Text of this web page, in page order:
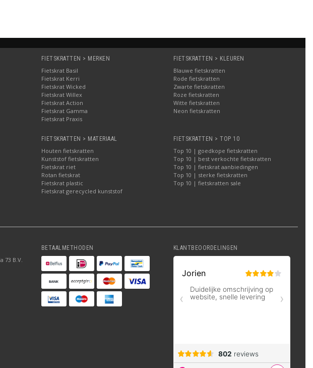
FIETSKRATTEN > MERKEN
Fietskrat Basil
Fietskrat Kerri
Fietskrat Wicked
Fietskrat Willex
Fietskrat Action
Fietskrat Gamma
Fietskrat Praxis
FIETSKRATTEN > KLEUREN
Blauwe fietskratten
Rode fietskratten
Zwarte fietskratten
Roze fietskratten
Witte fietskratten
Neon fietskratten
FIETSKRATTEN > MATERIAAL
Houten fietskratten
Kunststof fietskratten
Fietskrat riet
Rotan fietskrat
Fietskrat plastic
Fietskrat gerecycled kunststof
FIETSKRATTEN > TOP 10
Top 10 | goedkope fietskratten
Top 10 | best verkochte fietskratten
Top 10 | fietskrat aanbiedingen
Top 10 | sterke fietskratten
Top 10 | fietskratten sale
73 B.V.
BETAALMETHODEN KLANTBEOORDELINGEN